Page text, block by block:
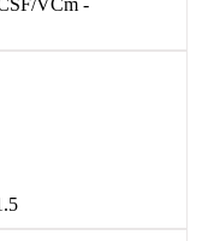
VCm -